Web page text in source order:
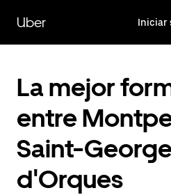
contenido
principal
Uber Iniciar
La mejor
entre
Saint-
d'Orques